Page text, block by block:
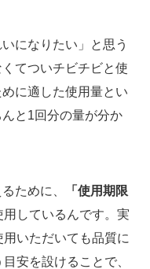
になりたい」と思う
てついチビチビと使
に適した使用量とい
と1回分の量が分か
ために、
「使用期限
しているんです。実
いただいても品質に
安を設けることで、